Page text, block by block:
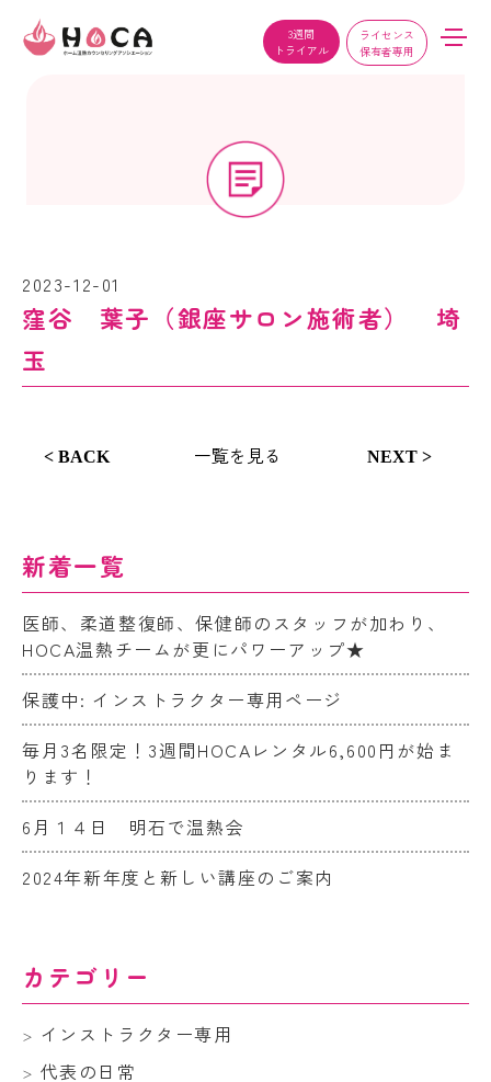
3週間
トライアル
ライセンス
保有者専用
2023-12-01
窪谷 葉子（銀座サロン施術者） 埼
玉
< BACK 一覧を見る NEXT >
新着一覧
医師、柔道整復師、保健師のスタッフが加わり、
HOCA温熱チームが更にパワーアップ★
保護中: インストラクター専用ページ
毎月3名限定！3週間HOCAレンタル6,600円が始ま
ります！
6月１４日 明石で温熱会
2024年新年度と新しい講座のご案内
カテゴリー
インストラクター専用
代表の日常